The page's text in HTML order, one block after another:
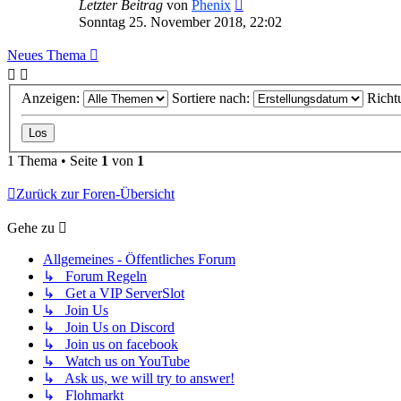
Letzter Beitrag von Phenix
Sonntag 25. November 2018, 22:02
Neues Thema
Anzeigen: Sortiere nach:
1 Thema • Seite 1 von 1
Zurück zur Foren-Übersicht
Gehe zu
Allgemeines - Öffentliches Forum
↳ Forum Regeln
↳ Get a VIP ServerSlot
↳ Join Us
↳ Join Us on Discord
↳ Join us on facebook
↳ Watch us on YouTube
↳ Ask us, we will try to answer!
↳ Flohmarkt